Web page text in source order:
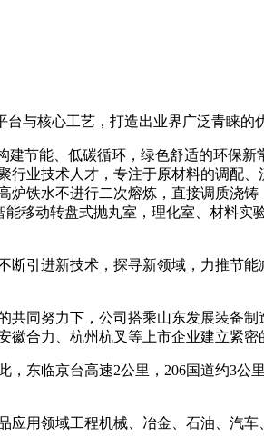
与核心工艺，打造出业界广泛青睐的
节能、低碳循环，绿色舒适的环保新
行业技术人才，专注于原材料的调配、
炉铁水不进行二次熔炼，直接调质浇铸
移动转盘式抛丸室，理化室、材料实
断引进新技术，探寻新领域，力推节
同努力下，公司搭乘山东发展装备制
合力、杭州杭叉等上市企业建立紧密
东临京台高速2公里，206国道约3公
应用领域工程机械、冶金、石油、汽车